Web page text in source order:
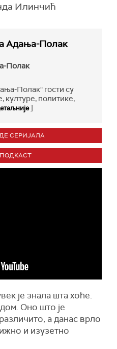
Илинчић
Адања-Полак
Полак
Полак" гости су
културе, политике,
]
СЕРИЈАЛА
је знала шта хоће.
Оно што је
а данас врло
и изузетно